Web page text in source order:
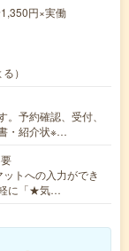
円×実働
）
予約確認、受付、
・紹介状※…
トへの入力ができ
軽に「★気…